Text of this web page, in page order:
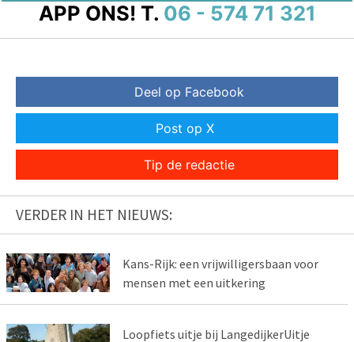
APP ONS! T. 06 - 574 71 321
Deel op Facebook
Post op X
Tip de redactie
VERDER IN HET NIEUWS:
Kans-Rijk: een vrijwilligersbaan voor
mensen met een uitkering
Loopfiets uitje bij LangedijkerUitje